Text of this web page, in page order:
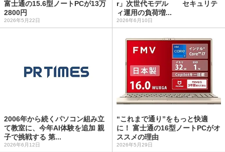
富士通の15.6型ノートPCが13万
2800円
2026年5月22日
r」次世代モデル セキュリテ
ィ運用の負荷増...
2026年6月10日
2006年から続くパソコン組み立
て教室に、今年AI体験を追加 親
子で挑戦する 第...
2026年6月12日
“これまで通り”をもっと快適
に！ 富士通の16型ノートPCがオ
ススメの理由
2026年5月29日